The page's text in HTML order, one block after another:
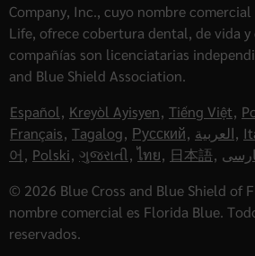
Company, Inc., cuyo nombre
Life, ofrece cobertura dental, de vida y
compañías son licenciatarias
and Blue Shield Association.
Español, Kreyòl Ayisyen, Tiếng Việt,
Français, Tagalog, Русский, العربية,
어, Polski, ગુજરાતી, ไทย, 日本語,
© 2026 Blue Cross and Blue Shield of
nombre comercial es Florida Blue.
reservados.